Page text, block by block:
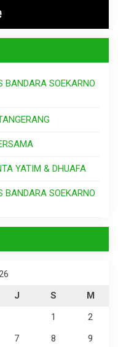
BANDARA SOEKARNO
YATIM & DHUAFA
BANDARA SOEKARNO
J S
M
1
2
7 8
9